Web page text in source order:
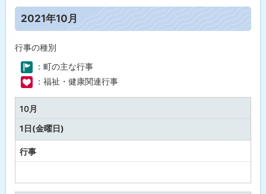
ペ
ー
ジ
内
目
次
0
21
年
10
月
2021年10月
行事の種別
：町の主な行事
：福祉・健康関連行事
10月
1日(金曜日)
行事
定